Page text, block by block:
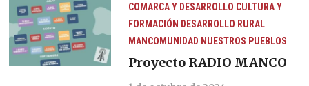
COMARCA Y DESARROLLO CULTURA Y
FORMACIÓN DESARROLLO RURAL
MANCOMUNIDAD NUESTROS PUEBLOS
Proyecto RADIO MANCO